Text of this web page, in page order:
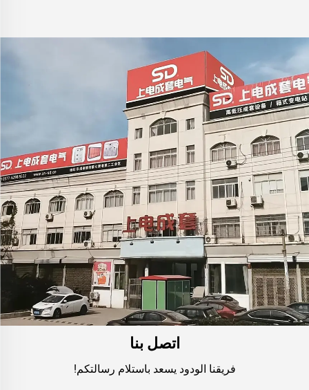
اتصل بنا
فريقنا الودود يسعد باستلام رسالتكم!